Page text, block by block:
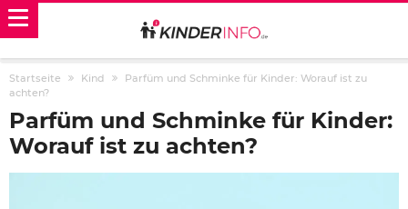
Startseite Kind
Parfüm und Schminke für Kinder: Worauf ist zu
achten?
Parfüm und Schminke für Kinder:
Worauf ist zu achten?